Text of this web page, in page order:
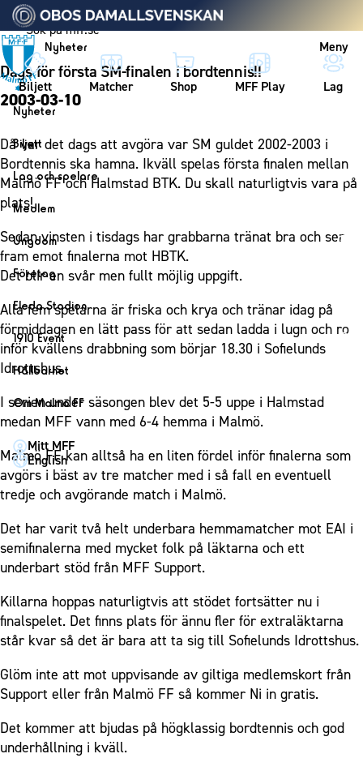
Vidare till innehållet
Nyheter Meny
Biljett Matcher Shop MFF Play Lag
Nyheter
Nyheter
Kalender
Biljett
Biljett
Årskort herr
Mitt MFF
Biljetter till bortamatcher
Biljettvillkor
Lag och spelare
Lag
Herrlaget
Spelare
Ledarstab
Damlaget
Spelare
Ledarstab
Medlem
Medlemskap i Malmö FF
Årsmöte 2026
Ungdom
MFF Ungdom
Skånecupen
Fotbollsskolan
Fotbollsnätverket
P19
F19
P17
F17
Malmö Trophy
Företag
Bli företagspartner
Nätverket
Klubbstolar
Partner dam
Eleda Stadion
Eleda Stadion
Erics Bar & Restaurang
MFF-museet & rundvandringar
1910 Event
1910 Event
Konferens
Möte
Mässa
Sommarfest
Julshow
Inspiration
Vanliga frågor om 1910 Event
Hållbarhet
Hållbarhet
Himmelsblå framtid – en match för miljön
MFF i samhället
Laget för alla
Nattfotboll
Himmelsblå Tillsammans
Karriärakademin
Grundskolefotboll mot rasismer
Skolakademier
Fonder
Om Malmö FF
Om Malmö FF
Kontakt
Press och media
Historik – herrlaget
Historik – damlaget
Närstående organisationer
Personuppgiftspolicy
Mitt MFF
English
Dags för första SM-finalen i bordtennis!!
2003-03-10
Då var det dags att avgöra var SM guldet 2002-2003 i
Bordtennis ska hamna. Ikväll spelas första finalen mellan
Malmö FF och Halmstad BTK. Du skall naturligtvis vara på
plats!
Sedan vinsten i tisdags har grabbarna tränat bra och ser
fram emot finalerna mot HBTK.
Det blir en svår men fullt möjlig uppgift.
Alla fem spelarna är friska och krya och tränar idag på
förmiddagen en lätt pass för att sedan ladda i lugn och ro
inför kvällens drabbning som börjar 18.30 i Sofielunds
Idrottshus.
I serien under säsongen blev det 5-5 uppe i Halmstad
medan MFF vann med 6-4 hemma i Malmö.
Malmö FF kan alltså ha en liten fördel inför finalerna som
avgörs i bäst av tre matcher med i så fall en eventuell
tredje och avgörande match i Malmö.
Det har varit två helt underbara hemmamatcher mot EAI i
semifinalerna med mycket folk på läktarna och ett
underbart stöd från MFF Support.
Killarna hoppas naturligtvis att stödet fortsätter nu i
finalspelet. Det finns plats för ännu fler för extraläktarna
står kvar så det är bara att ta sig till Sofielunds Idrottshus.
Glöm inte att mot uppvisande av giltiga medlemskort från
Support eller från Malmö FF så kommer Ni in gratis.
Det kommer att bjudas på högklassig bordtennis och god
underhållning i kväll.